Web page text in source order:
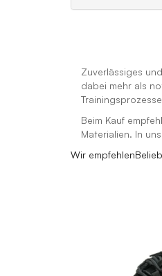
Zuverlässiges
dabei mehr als
Beim Kauf
Materialien. In
Wir empfehlen